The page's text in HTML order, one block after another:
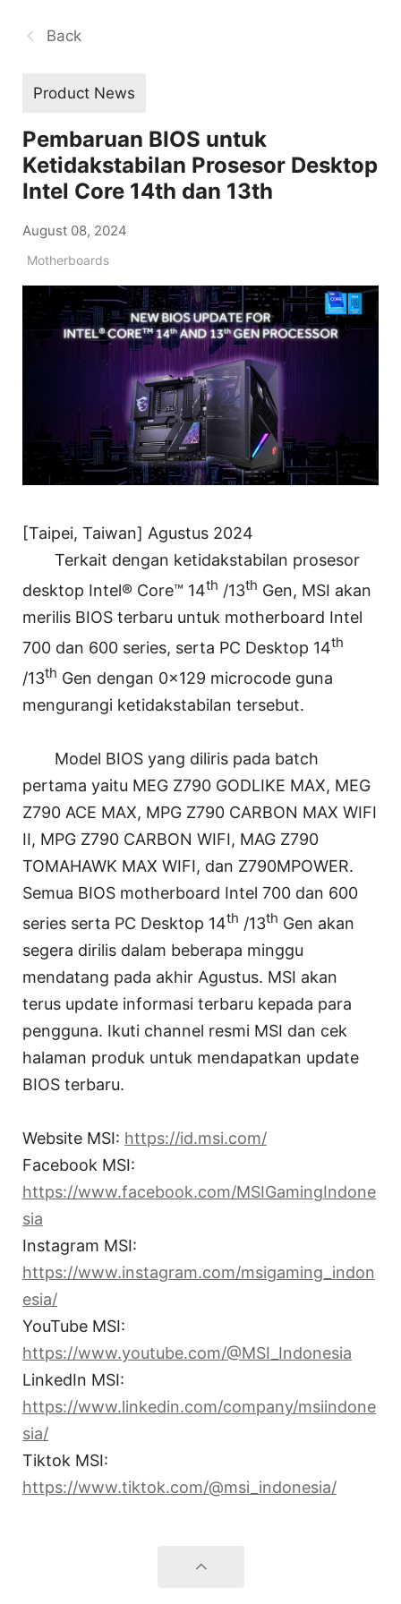
Back
Product News
Pembaruan BIOS untuk
Ketidakstabilan Prosesor Desktop
Intel Core 14th dan 13th
August 08, 2024
Motherboards
[Taipei, Taiwan] Agustus 2024
Terkait dengan ketidakstabilan prosesor
desktop Intel® Core™ 14th /13th Gen, MSI akan
merilis BIOS terbaru untuk motherboard Intel
700 dan 600 series, serta PC Desktop 14th
/13th Gen dengan 0x129 microcode guna
mengurangi ketidakstabilan tersebut.
Model BIOS yang diliris pada batch
pertama yaitu MEG Z790 GODLIKE MAX, MEG
Z790 ACE MAX, MPG Z790 CARBON MAX WIFI
II, MPG Z790 CARBON WIFI, MAG Z790
TOMAHAWK MAX WIFI, dan Z790MPOWER.
Semua BIOS motherboard Intel 700 dan 600
series serta PC Desktop 14th /13th Gen akan
segera dirilis dalam beberapa minggu
mendatang pada akhir Agustus. MSI akan
terus update informasi terbaru kepada para
pengguna. Ikuti channel resmi MSI dan cek
halaman produk untuk mendapatkan update
BIOS terbaru.
Website MSI: https://id.msi.com/
Facebook MSI:
https://www.facebook.com/MSIGamingIndone
sia
Instagram MSI:
https://www.instagram.com/msigaming_indon
esia/
YouTube MSI:
https://www.youtube.com/@MSI_Indonesia
LinkedIn MSI:
https://www.linkedin.com/company/msiindone
sia/
Tiktok MSI:
https://www.tiktok.com/@msi_indonesia/